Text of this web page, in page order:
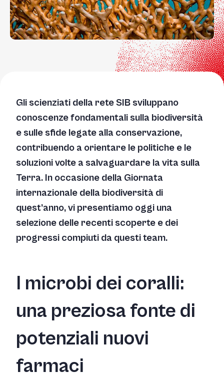
Gli scienziati della rete SIB sviluppano
conoscenze fondamentali sulla biodiversità
e sulle sfide legate alla conservazione,
contribuendo a orientare le politiche e le
soluzioni volte a salvaguardare la vita sulla
Terra. In occasione della Giornata
internazionale della biodiversità di
quest’anno, vi presentiamo oggi una
selezione delle recenti scoperte e dei
progressi compiuti da questi team.
I microbi dei coralli:
una preziosa fonte di
potenziali nuovi
farmaci